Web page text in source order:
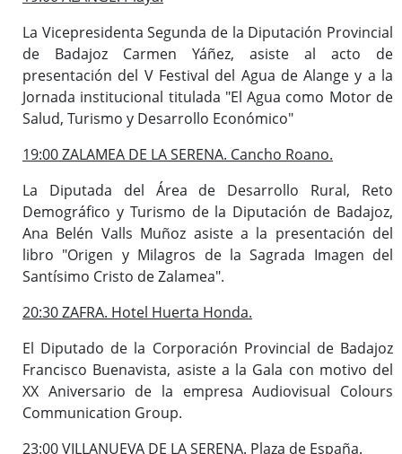
La Vicepresidenta Segunda de la Diputación Provincial
de Badajoz Carmen Yáñez, asiste al acto de
presentación del V Festival del Agua de Alange y a la
Jornada institucional titulada "El Agua como Motor de
Salud, Turismo y Desarrollo Económico"
19:00 ZALAMEA DE LA SERENA. Cancho Roano.
La Diputada del Área de Desarrollo Rural, Reto
Demográfico y Turismo de la Diputación de Badajoz,
Ana Belén Valls Muñoz asiste a la presentación del
libro "Origen y Milagros de la Sagrada Imagen del
Santísimo Cristo de Zalamea".
20:30 ZAFRA. Hotel Huerta Honda.
El Diputado de la Corporación Provincial de Badajoz
Francisco Buenavista, asiste a la Gala con motivo del
XX Aniversario de la empresa Audiovisual Colours
Communication Group.
23:00 VILLANUEVA DE LA SERENA. Plaza de España.